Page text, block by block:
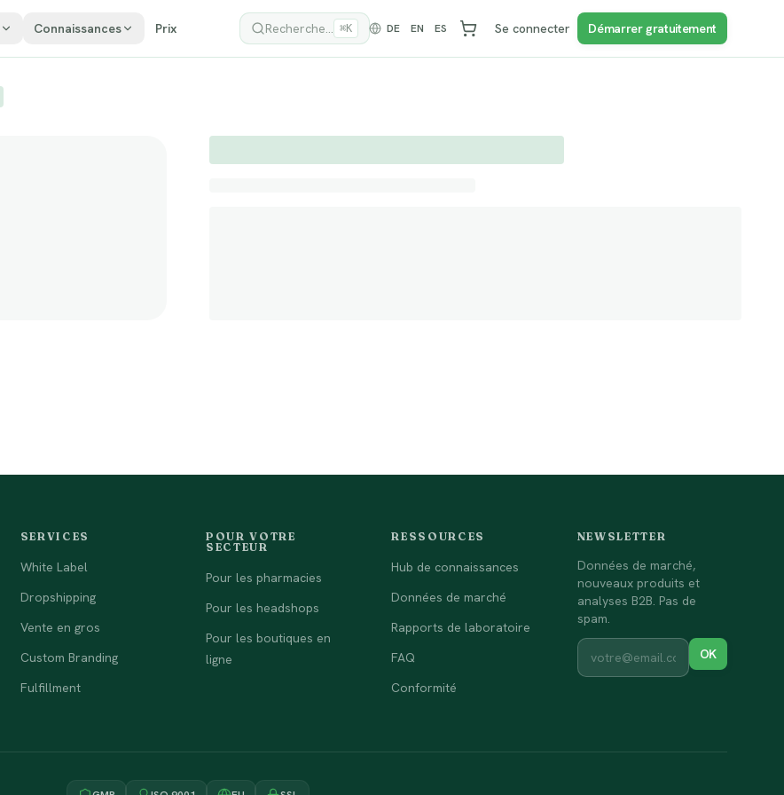
Connaissances Prix Recherche... ⌘K DE EN ES Se connecter Démarrer gratuitement
SERVICES
White Label
Dropshipping
Vente en gros
Custom Branding
Fulfillment
POUR VOTRE
SECTEUR
Pour les pharmacies
Pour les headshops
Pour les boutiques en
ligne
RESSOURCES
Hub de connaissances
Données de marché
Rapports de laboratoire
FAQ
Conformité
NEWSLETTER
Données de marché,
nouveaux produits et
analyses B2B. Pas de
spam.
OK